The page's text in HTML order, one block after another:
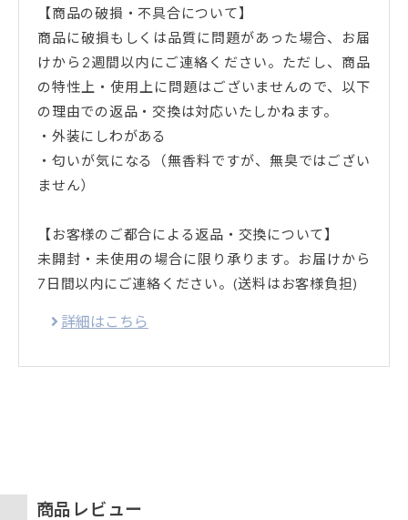
【商品の破損・不具合について】
商品に破損もしくは品質に問題があった場合、お届
けから2週間以内にご連絡ください。ただし、商品
の特性上・使用上に問題はございませんので、以下
の理由での返品・交換は対応いたしかねます。
・外装にしわがある
・匂いが気になる（無香料ですが、無臭ではござい
ません）
【お客様のご都合による返品・交換について】
未開封・未使用の場合に限り承ります。お届けから
7日間以内にご連絡ください。(送料はお客様負担)
詳細はこちら
商品レビュー